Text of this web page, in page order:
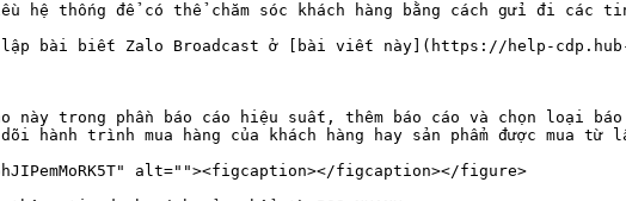
hệ thống để có thể chăm sóc khách hàng bằng cách gửi đi các
lập bài biết Zalo Broadcast ở [bài viết này](https://help-
này trong phần báo cáo hiệu suất, thêm báo cáo và chọn loại
hành trình mua hàng của khách hàng hay sản phẩm được
alt=""><figcaption></figcaption></figure>